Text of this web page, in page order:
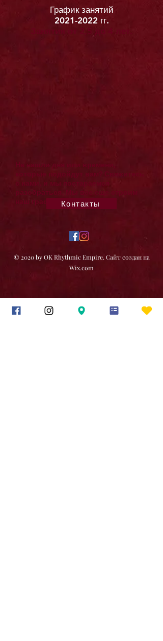
График занятий
2021-2022 гг.
которые подойдут вам? Свяжитесь
с нами, и мы постараемся
разобраться. Мы все еще строим
наш график.
Контакты
© 2020 by OK Rhythmic Empire. Сайт создан на
Wix.com